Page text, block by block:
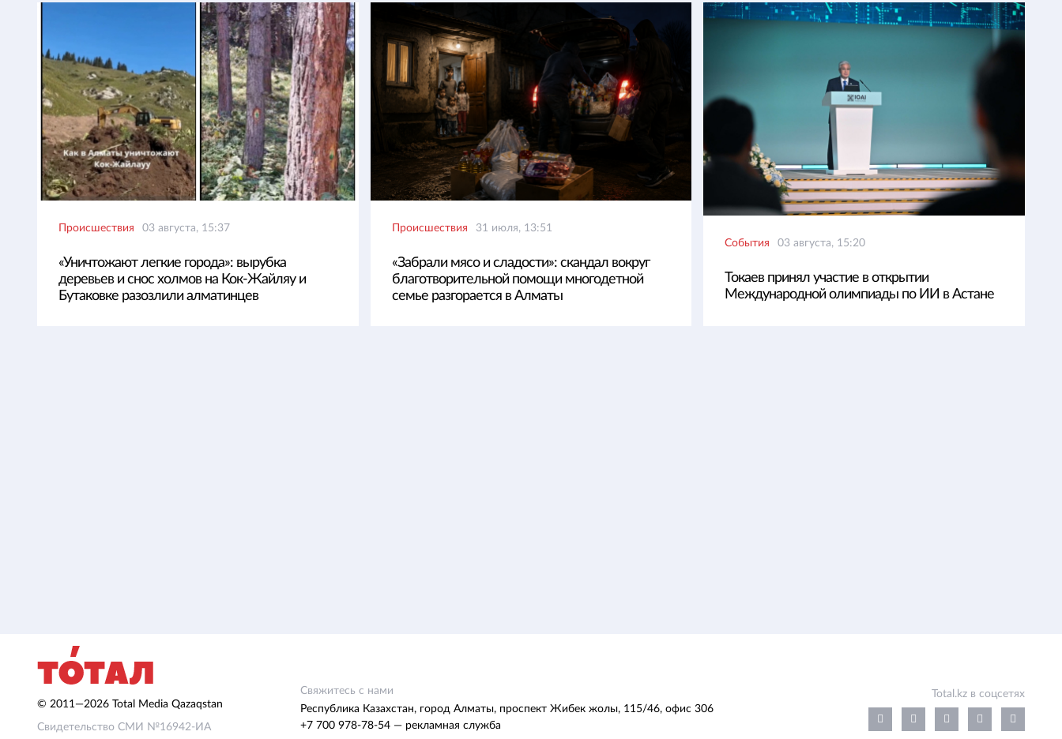
Происшествия 03 августа, 15:37
«Уничтожают легкие города»: вырубка
деревьев и снос холмов на Кок-Жайляу и
Бутаковке разозлили алматинцев
Происшествия 31 июля, 13:51
«Забрали мясо и сладости»: скандал вокруг
благотворительной помощи многодетной
семье разгорается в Алматы
События 03 августа, 15:20
Токаев принял участие в открытии
Международной олимпиады по ИИ в Астане
© 2011—2026 Total Media Qazaqstan
Свидетельство СМИ №16942-ИА
Свяжитесь с нами
Республика Казахстан, город Алматы, проспект Жибек жолы, 115/46, офис 306
+7 700 978-78-54 — рекламная служба
Total.kz в соцсетях